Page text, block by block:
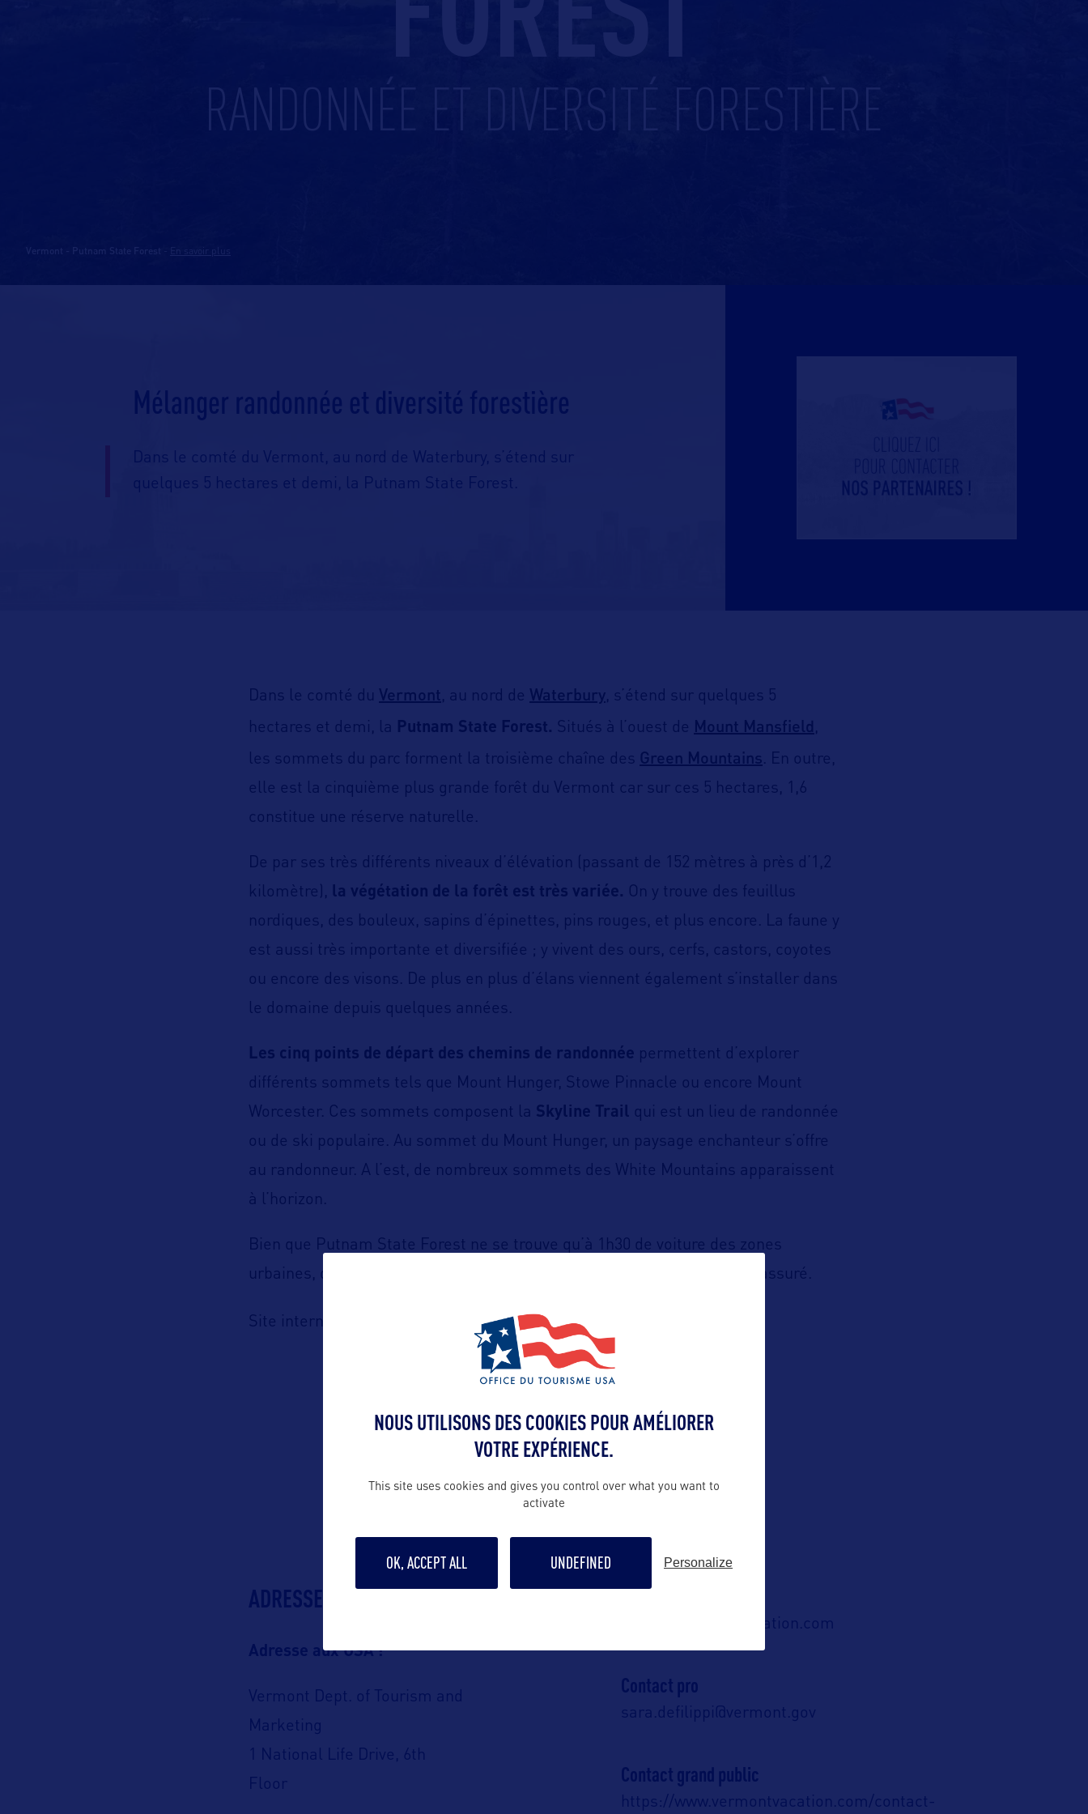
RANDONNÉE ET DIVERSITÉ FORESTIÈRE
Vermont - Putnam State Forest
Mélanger randonnée et diversité forestière
Dans le comté du Vermont, au nord de Waterbury, s’étend sur
quelques 5 hectares et demi, la Putnam State Forest.
Dans le comté du Vermont , au nord de Waterbury, s’étend sur quelques 5
hectares et demi, la Putnam State Forest. Situés à l’ouest de Mount Mansfield ,
les sommets du parc forment la troisième chaîne des Green Mountains. En outre,
elle est la cinquième plus grande forêt du Vermont car sur ces 5 hectares, 1,6
constitue une réserve naturelle.
De par ses très différents niveaux d’élévation (passant de 152 mètres à près d’1,2
kilomètre), la végétation de la forêt est très variée. On y trouve des feuillus
nordiques, des bouleux, sapins d’épinettes, pins rouges, et plus encore. La faune y
est aussi très importante et diversifiée ; y vivent des ours, cerfs, castors, coyotes
ou encore des visons. De plus en plus d’élans viennent également s’installer dans
le domaine depuis quelques années.
Les cinq points de départ des chemins de randonnée permettent d’explorer
différents sommets tels que Mount Hunger, Stowe Pinnacle ou encore Mount
Worcester. Ces sommets composent la Skyline Trail qui est un lieu de randonnée
ou de ski populaire. Au sommet du Mount Hunger, un paysage enchanteur s’offre
au randonneur. A l’est, de nombreux sommets des White Mountains apparaissent
à l’horizon.
Bien que Putnam State Forest ne se trouve qu’à 1h30 de voiture des zones
urbaines, de par sa taille et son terrain accidenté, le dépaysement est assuré.
Site internet : https://fpr.vermont.gov/putnam-cc-state-forest
ALLEZ PLUS LOIN
ADRESSES
Adresse aux USA :
Vermont Dept. of Tourism and
Marketing
1 National Life Drive, 6th
Floor
Contact presse
media@vermontvacation.com
Contact pro
sara.defilippi@vermont.gov
Contact grand public
https://www.vermontvacation.com/contact-
NOUS UTILISONS DES COOKIES POUR AMÉLIORER
VOTRE EXPÉRIENCE.
This site uses cookies and gives you control over what you want to
activate
OK, ACCEPT ALL UNDEFINED Personalize